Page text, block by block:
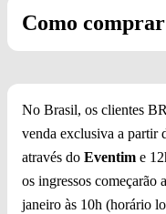
Como comprar
No Brasil, os clientes
venda exclusiva a partir
através do Eventim e
os ingressos começarão
janeiro às 10h (horário